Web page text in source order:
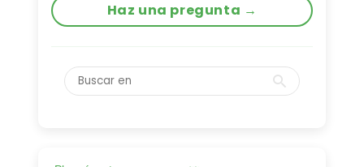
Haz una pregunta →